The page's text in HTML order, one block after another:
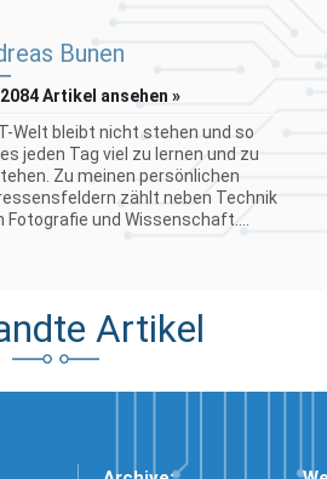
Bunen
Artikel ansehen »
Welt bleibt nicht stehen und so
jeden Tag viel zu lernen und zu
Zu meinen persönlichen
zählt neben Technik
Fotografie und Wissenschaft....
Artikel